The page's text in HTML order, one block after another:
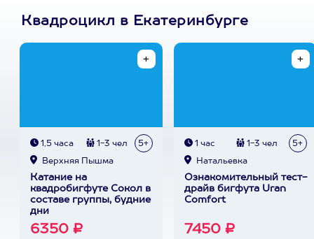
Квадроцикл в Екатеринбурге
1,5 часа 1-3 чел 5+
Верхняя Пышма
Катание на
квадробигфуте Сокол в
составе группы, будние
дни
6350 ₽
1 час 1-3 чел 5+
Натальевка
Ознакомительный тест-
драйв бигфута Uran
Comfort
7450 ₽